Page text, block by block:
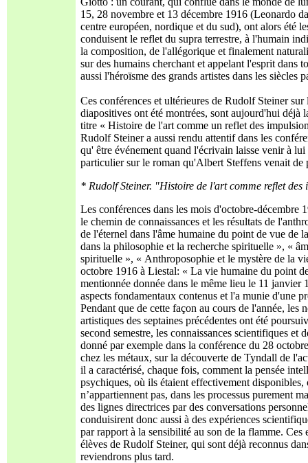
15, 28 novembre et 13 décembre 1916 (Leonardo
centre européen, nordique et du sud), ont alors été
conduisent le reflet du supra terrestre, à l'humain
la composition, de l'allégorique et finalement
sur des humains cherchant et appelant l'esprit dans
aussi l'héroïsme des grands artistes dans les siècles
Ces conférences et ultérieures de Rudolf Steiner
diapositives ont été montrées, sont aujourd'hui déjà
titre « Histoire de l'art comme un reflet des
Rudolf Steiner a aussi rendu attentif dans les
qu' être événement quand l'écrivain laisse venir à
particulier sur le roman qu'Albert Steffens venait
* Rudolf Steiner. "Histoire de l'art comme reflet
Les conférences dans les mois d'octobre-
le chemin de connaissances et les résultats de
de l'éternel dans l'âme humaine du point de vue de
dans la philosophie et la recherche spirituelle », «
spirituelle », « Anthroposophie et le mystère de la
octobre 1916 à Liestal: « La vie humaine du point
mentionnée donnée dans le même lieu le 11
aspects fondamentaux contenus et l'a munie d'une
Pendant que de cette façon au cours de l'année,
artistiques des septaines précédentes ont été
second semestre, les connaissances scientifiques
donné par exemple dans la conférence du 28
chez les métaux, sur la découverte de Tyndall de
il a caractérisé, chaque fois, comment la pensée
psychiques, où ils étaient effectivement
n’appartiennent pas, dans les processus purement
des lignes directrices par des conversations
conduisirent donc aussi à des expériences
par rapport à la sensibilité au son de la flamme. Ces
élèves de Rudolf Steiner, qui sont déjà reconnus
reviendrons plus tard.